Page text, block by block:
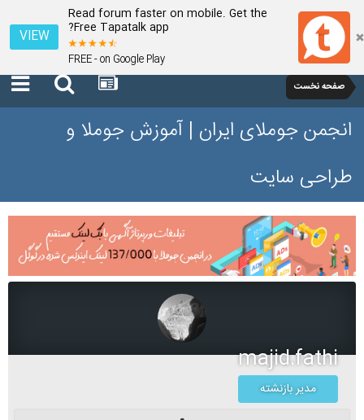
Read forum faster on mobile. Get the
Free Tapatalk app?
FREE - on Google Play
VIEW
صفحه نخست
انجمن جوملای ایران | آموزش جوملا و
طراحی سایت
majid.fathi
مدیر بازنشته